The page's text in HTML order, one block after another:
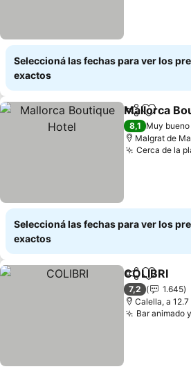
Seleccioná las fechas para ver los
exactos
Compartir
Añadir
Mallorca
8,1 Muy bueno
Malgrat de
Cerca de la
Seleccioná las fechas para ver los
exactos
Compartir
Añadir
COLIBRI
7,2
1.645
Calella, a
Bar animado